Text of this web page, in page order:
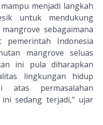
menjadi langkah
untuk mendukung
sebagaimana
Indonesia
mangrove seluas
ini pula diharapkan
lingkungan hidup
atas permasalahan
sedang terjadi," ujar